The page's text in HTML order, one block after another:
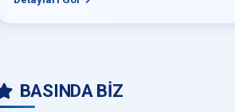
BASINDA BİZ